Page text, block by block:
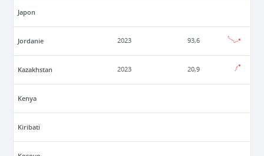
Japon
Jordanie 2023 93,6
Kazakhstan 2023 20,9
Kenya
Kiribati